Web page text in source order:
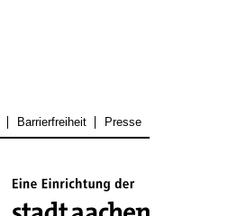
Barrierfreiheit Presse